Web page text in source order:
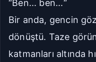
“Ben... ben...“
Bir anda, gencin
dönüştü. Taze
katmanları altında